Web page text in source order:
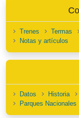
Trenes Termas
Notas y artículos
Datos Historia
Parques Nacionales